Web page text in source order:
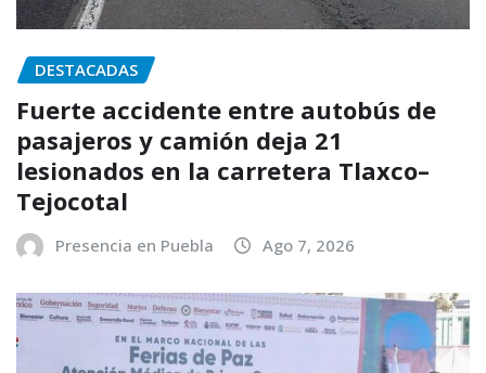
DESTACADAS
Fuerte accidente entre autobús de
pasajeros y camión deja 21
lesionados en la carretera Tlaxco–
Tejocotal
Presencia en Puebla Ago 7, 2026